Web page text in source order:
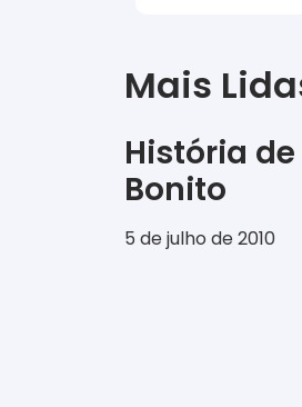
Mais
História
Bonito
5 de julho de 2010